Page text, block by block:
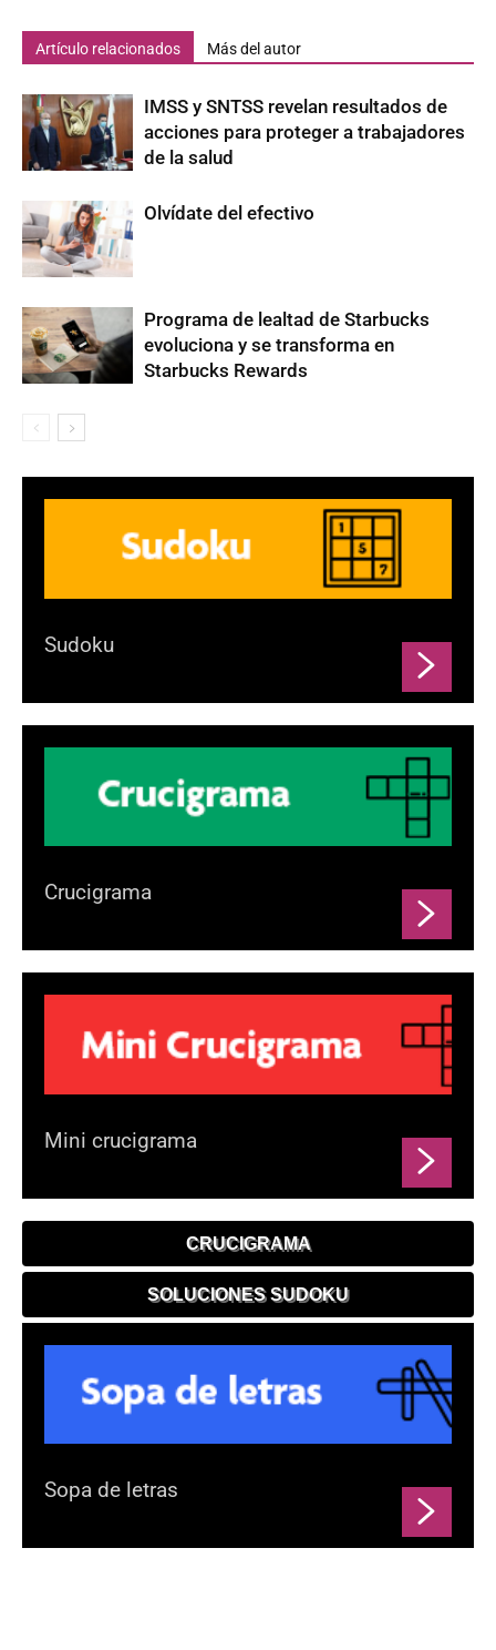
Artículo relacionados Más del autor
IMSS y SNTSS revelan resultados de
acciones para proteger a trabajadores
de la salud
Olvídate del efectivo
Programa de lealtad de Starbucks
evoluciona y se transforma en
Starbucks Rewards
Sudoku
Crucigrama
Mini crucigrama
CRUCIGRAMA
SOLUCIONES SUDOKU
Sopa de letras